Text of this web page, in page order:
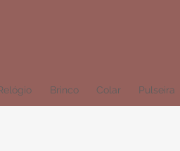
Brinco Colar Pulseira